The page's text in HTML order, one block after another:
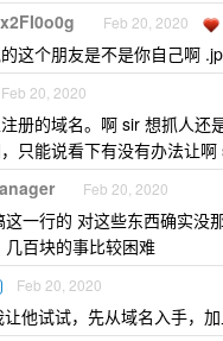
Feb 20, 2020
这个朋友是不是你自己啊
Feb 20, 2020
册的域名。啊 sir 想抓人还
只能说看下有没有办法让啊
Feb 20, 2020
这一行的 对这些东西确实没
几百块的事比较困难
Feb 20, 2020
让他试试，先从域名入手，